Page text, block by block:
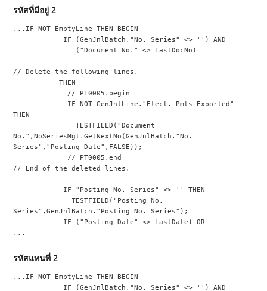
รหัสที่มีอยู่ 2
...IF NOT EmptyLine THEN BEGIN
            IF (GenJnlBatch."No. Series" <> '') AND
               ("Document No." <> LastDocNo)
// Delete the following lines.
           THEN
             // PT0005.begin
THEN
               TESTFIELD("Document
No.",NoSeriesMgt.GetNextNo(GenJnlBatch."No.
Series","Posting Date",FALSE));
             // PT0005.end
// End of the deleted lines.
            IF "Posting No. Series" <> '' THEN
              TESTFIELD("Posting No.
Series",GenJnlBatch."Posting No. Series");
            IF ("Posting Date" <> LastDate) OR
...
รหัสแทนที่ 2
...IF NOT EmptyLine THEN BEGIN
            IF (GenJnlBatch."No. Series" <> '') AND